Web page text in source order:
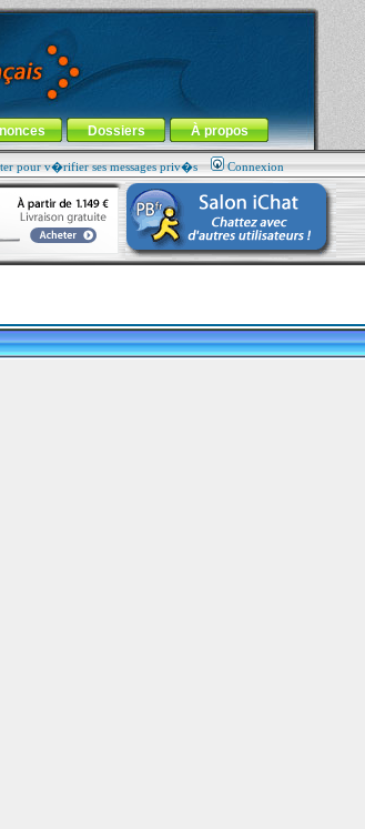
Dossiers À propos
pour v�rifier ses messages priv�s Connexion